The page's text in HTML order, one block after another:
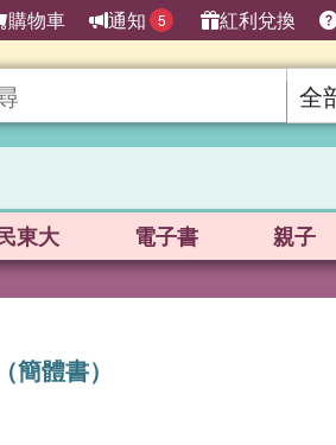
購物車 通知 5 紅利兌換
東大 電子書 親子
體書）